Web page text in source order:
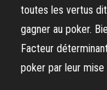
toutes les vertus
gagner au poker.
Facteur
poker par leur mise